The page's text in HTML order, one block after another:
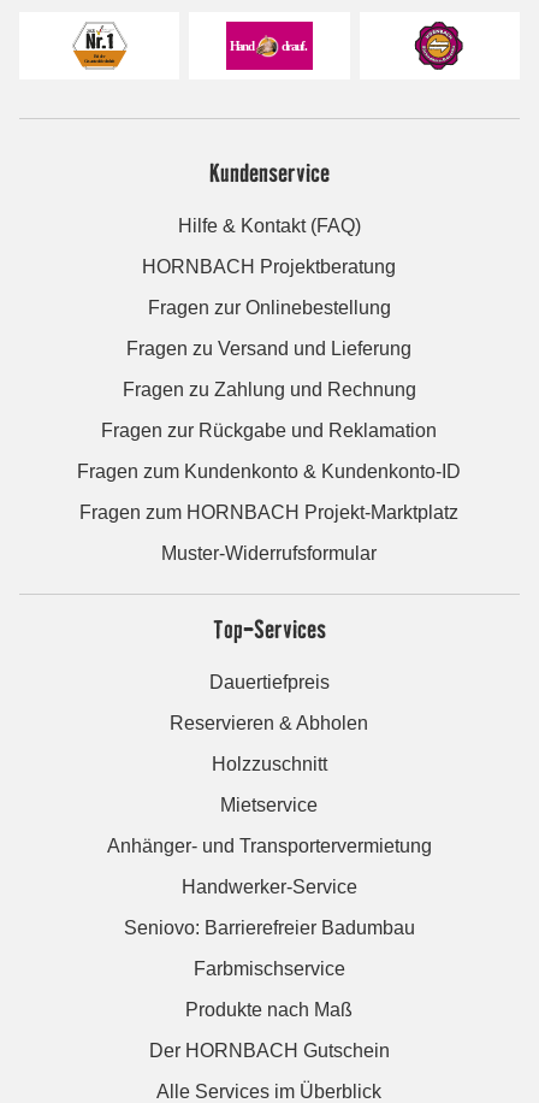
Kundenservice
Hilfe & Kontakt (FAQ)
HORNBACH Projektberatung
Fragen zur Onlinebestellung
Fragen zu Versand und Lieferung
Fragen zu Zahlung und Rechnung
Fragen zur Rückgabe und Reklamation
Fragen zum Kundenkonto & Kundenkonto-ID
Fragen zum HORNBACH Projekt-Marktplatz
Muster-Widerrufsformular
Top-Services
Dauertiefpreis
Reservieren & Abholen
Holzzuschnitt
Mietservice
Anhänger- und Transportervermietung
Handwerker-Service
Seniovo: Barrierefreier Badumbau
Farbmischservice
Produkte nach Maß
Der HORNBACH Gutschein
Alle Services im Überblick